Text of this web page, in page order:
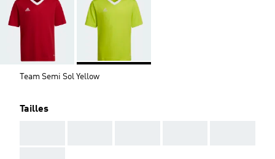
Team Semi Sol Yellow
Tailles